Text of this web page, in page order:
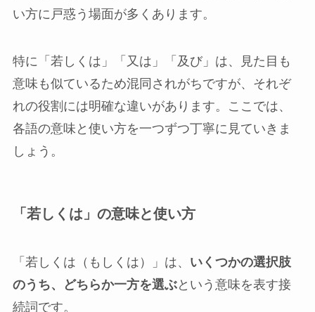
い方に戸惑う場面が多くあります。
特に「若しくは」「又は」「及び」は、見た目も
意味も似ているため混同されがちですが、それぞ
れの役割には明確な違いがあります。ここでは、
各語の意味と使い方を一つずつ丁寧に見ていきま
しょう。
「若しくは」の意味と使い方
「若しくは（もしくは）」は、 いくつかの選択肢
のうち、どちらか一方を選ぶという意味を表す接
続詞です。